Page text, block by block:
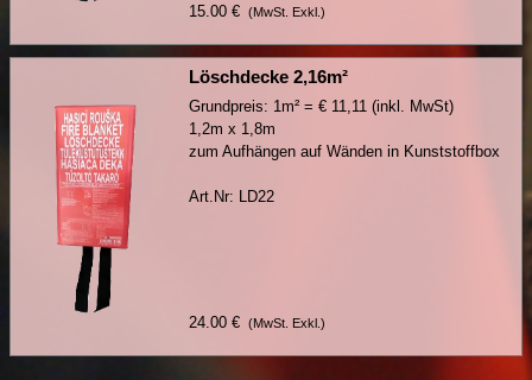
15.00 € (MwSt. Exkl.)
Löschdecke 2,16m²
Grundpreis: 1m² = € 11,11 (inkl. MwSt)
1,2m x 1,8m
zum Aufhängen auf Wänden in Kunststoffbox
Art.Nr: LD22
24.00 € (MwSt. Exkl.)